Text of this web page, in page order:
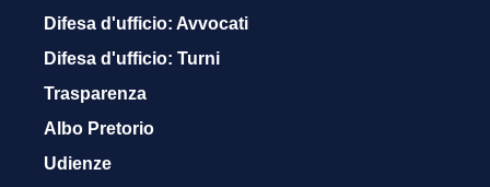
Difesa d'ufficio: Avvocati
Difesa d'ufficio: Turni
Trasparenza
Albo Pretorio
Udienze